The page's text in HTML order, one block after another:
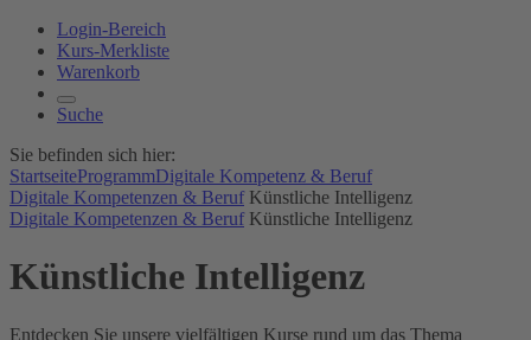
Login-Bereich
Kurs-Merkliste
Warenkorb
Suche
Sie befinden sich hier:
StartseiteProgrammDigitale Kompetenz & Beruf
Digitale Kompetenzen & Beruf Künstliche Intelligenz
Digitale Kompetenzen & Beruf Künstliche Intelligenz
Künstliche Intelligenz
Entdecken Sie unsere vielfältigen Kurse rund um das Thema